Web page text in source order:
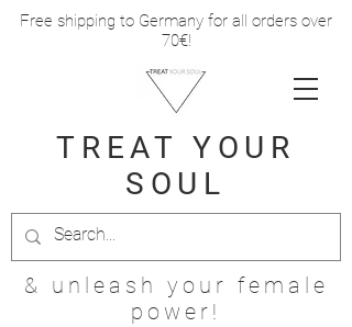
Free shipping to Germany for all orders over
70€!
TREATYOUR
SOUL
& unleash your female
power!